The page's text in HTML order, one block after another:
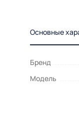
Основные
Бренд
Модель